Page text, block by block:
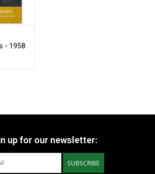
- 1958
up for our newsletter:
SUBSCRIBE